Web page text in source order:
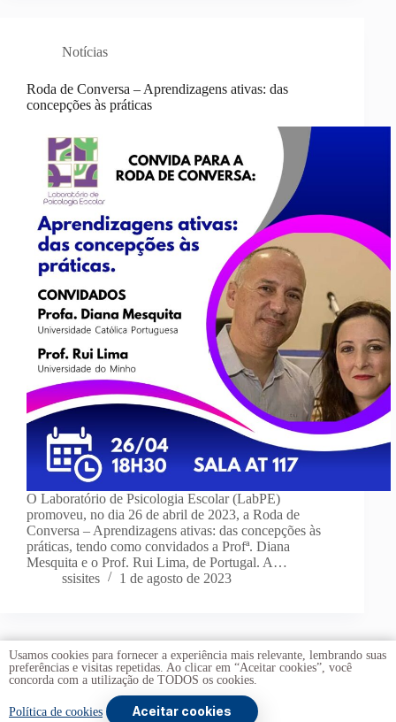
Notícias
Roda de Conversa – Aprendizagens ativas: das
concepções às práticas
O Laboratório de Psicologia Escolar (LabPE)
promoveu, no dia 26 de abril de 2023, a Roda de
Conversa – Aprendizagens ativas: das concepções às
práticas, tendo como convidados a Profª. Diana
Mesquita e o Prof. Rui Lima, de Portugal. A…
ssisites
1 de agosto de 2023
Copyright © 2026 - Universidade de Brasília
. Todos os direitos
Usamos cookies para fornecer a experiência mais relevante, lembrando suas
preferências e visitas repetidas. Ao clicar em “Aceitar cookies”, você
concorda com a utilização de TODOS os cookies.
Política de cookies Aceitar cookies